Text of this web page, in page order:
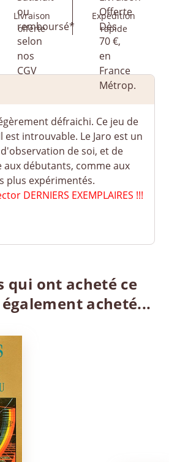
Livraison
offerte
Expédition
rapide
défraichi. Ce jeu de
est introuvable. Le Jaro est un
de soi, et de
aux débutants, comme aux
plus expérimentés.
DERNIERS EXEMPLAIRES !!!
qui ont acheté ce
acheté...